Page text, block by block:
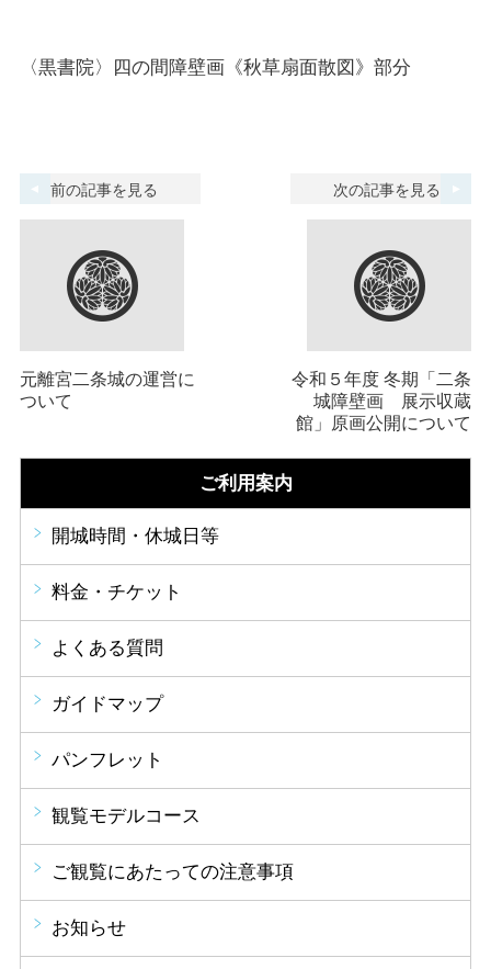
〈黒書院〉四の間障壁画《秋草扇面散図》部分
前の記事を見る
元離宮二条城の運営に
ついて
次の記事を見る
令和５年度 冬期「二条
城障壁画 展示収蔵
館」原画公開について
ご利用案内
開城時間・休城日等
料金・チケット
よくある質問
ガイドマップ
パンフレット
観覧モデルコース
ご観覧にあたっての注意事項
お知らせ